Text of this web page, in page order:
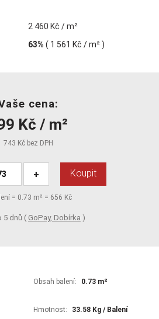
2 460 Kč / m²
63% ( 1 561 Kč / m² )
cena:
Kč / m²
743 Kč bez DPH
+ Koupit
= 0.73 m² = 656 Kč
5 dnů ( GoPay, Dobírka )
Obsah balení: 0.73 m²
Hmotnost: 33.58 Kg / Balení